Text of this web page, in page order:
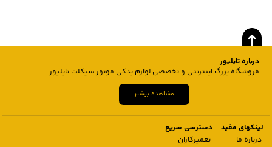
درباره تایلیور
فروشگاه بزرگ اینترنتی و تخصصی لوازم یدکی موتور سیکلت تایلیور
مشاهده بیشتر
لینکهای مفید
درباره ما
دسترسی سریع
تعمیرکاران